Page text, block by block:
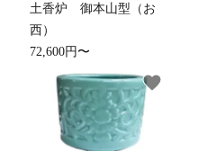
土香炉 御本山型（お
西）
72,600円〜
favorite